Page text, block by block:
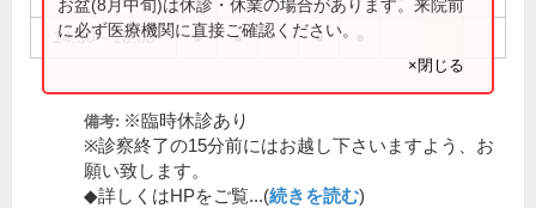
14:30～18:00 ● ● ●
お盆(8月中旬)は休診・休業の場合があります。来院前
に必ず医療機関に直接ご確認ください。
×閉じる
備考: ※臨時休診あり
※診察終了の15分前にはお越し下さいますよう、お
願い致します。
◆詳しくはHPをご覧...(続きを読む)